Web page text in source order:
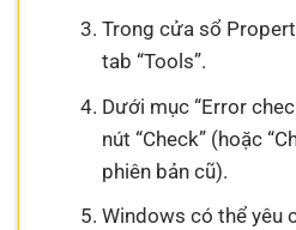
Trong cửa sổ
tab “Tools”.
Dưới mục “Error
nút “Check” (hoặc
phiên bản cũ).
Windows có thể yêu